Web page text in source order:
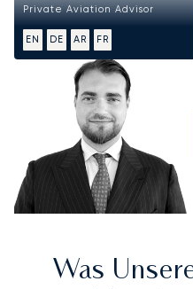
Private Aviation Advisor
EN DE AR FR
RUFEN
Was